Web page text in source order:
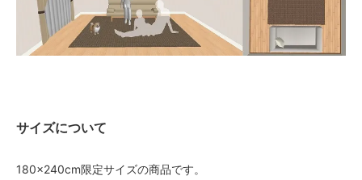
サイズについて
180×240cm限定サイズの商品です。